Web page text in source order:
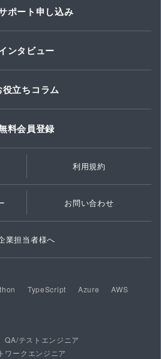
ポート申し込み
ンタビュー
役立ちコラム
料会員登録
利用規約
お問い合わせ
業担当者様へ
TypeScript Azure
AWS
QA/テストエンジニア
ワークエンジニア